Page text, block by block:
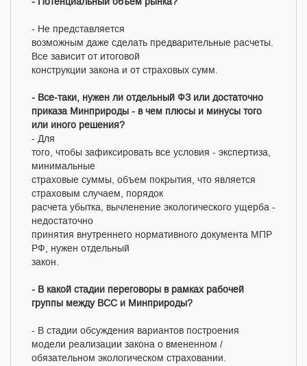
- Не представляется
возможным даже сделать предварительные расчеты.
Все зависит от итоговой
конструкции закона и от страховых сумм.
- Все-таки, нужен ли отдельный ФЗ или достаточно
приказа Минприроды - в чем плюсы и минусы того
или иного решения?
- Для
того, чтобы зафиксировать все условия - экспертиза,
минимальные
страховые суммы, объем покрытия, что является
страховым случаем, порядок
расчета убытка, вычленение экологического ущерба -
недостаточно
принятия внутреннего нормативного документа МПР
РФ, нужен отдельный
закон.
- В какой стадии переговоры в рамках рабочей
группы между ВСС и Минприроды?
- В стадии обсуждения вариантов построения
модели реализации закона о вмененном /
обязательном экологическом страховании.